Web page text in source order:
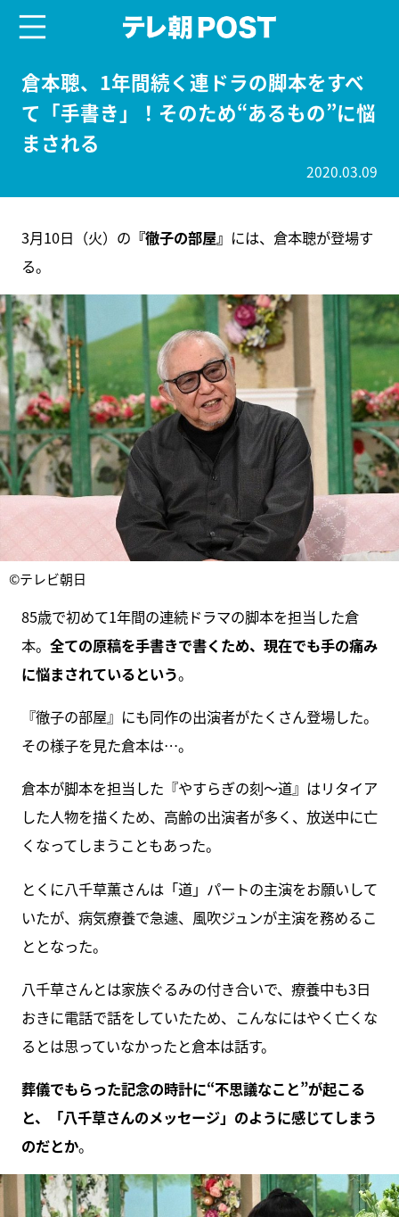
倉本聰、1年間続く連ドラの脚本をすべ
て「手書き」！そのため“あるもの”に悩
まされる
2020.03.09
3月10日（⽕）の 『徹⼦の部屋』 には、倉本聰が登場す
る。
©テレビ朝日
85歳で初めて1年間の連続ドラマの脚本を担当した倉
本。 全ての原稿を⼿書きで書くため、現在でも⼿の痛み
に悩まされているという。
『徹⼦の部屋』にも同作の出演者がたくさん登場した。
その様⼦を⾒た倉本は…。
倉本が脚本を担当した『やすらぎの刻〜道』はリタイア
した⼈物を描くため、⾼齢の出演者が多く、放送中に亡
くなってしまうこともあった。
とくに⼋千草薫さんは「道」パートの主演をお願いして
いたが、病気療養で急遽、⾵吹ジュンが主演を務めるこ
ととなった。
⼋千草さんとは家族ぐるみの付き合いで、療養中も3日
おきに電話で話をしていたため、こんなにはやく亡くな
るとは思っていなかったと倉本は話す。
葬儀でもらった記念の時計に“不思議なこと”が起こる
と、「⼋千草さんのメッセージ」のように感じてしまう
のだとか。